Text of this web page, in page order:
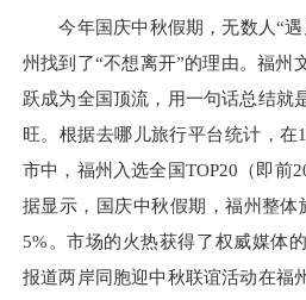
今年国庆中秋假期，无数人“遇
州找到了“不想离开”的理由。福州
跃成为全国顶流，用一句话总结就
旺。根据去哪儿旅行平台统计，在
市中，福州入选全国TOP20（即前
据显示，国庆中秋假期，福州整体
5%。市场的火热获得了权威媒体
报道两岸同胞迎中秋联谊活动在福